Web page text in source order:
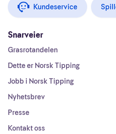
Kundeservice
Snarveier
Grasrotandelen
Dette er Norsk Tipping
Jobb i Norsk Tipping
Nyhetsbrev
Presse
Kontakt oss